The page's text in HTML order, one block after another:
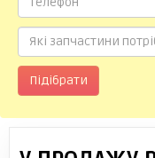
Підібрати